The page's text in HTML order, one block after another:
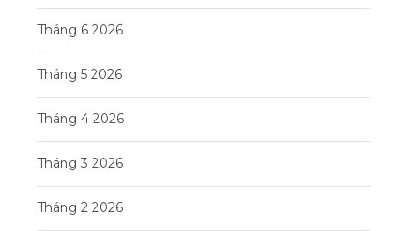
Tháng 6 2026
Tháng 5 2026
Tháng 4 2026
Tháng 3 2026
Tháng 2 2026